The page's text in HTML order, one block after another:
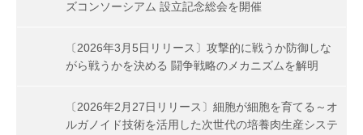
ズコンソーシアム 設立記念総会を開催
〔2026年3月5日リリース〕攻撃的に戦うか防御しな
がら戦うかを決める 闘争戦略のメカニズムを解明
〔2026年2月27日リリース〕細胞が細胞を育てる～オ
ルガノイド技術を活用した次世代の培養肉生産システ